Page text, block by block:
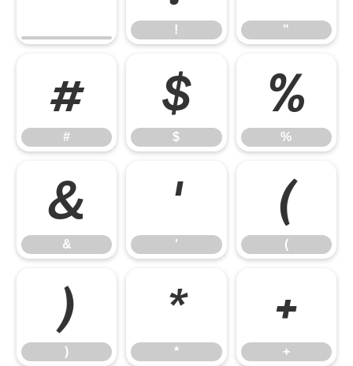
! "
#
#
$
$
%
%
&
&
'
'
(
(
)
)
*
*
+
+